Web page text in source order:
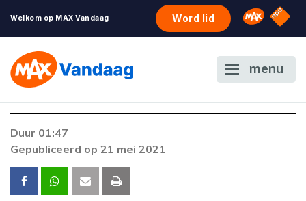
Welkom op MAX Vandaag Word lid Omroep
NPO
menu
Duur 01:47
Gepubliceerd op 21 mei 2021